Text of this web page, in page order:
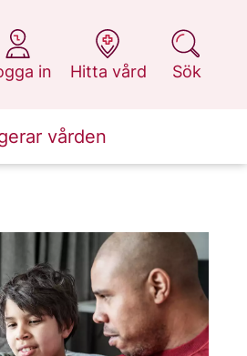
in
1177.se
Hitta vård
på 1177.se
Sök
på 1177.se
vården